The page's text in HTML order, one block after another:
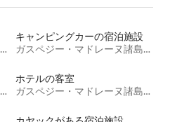
ガスペジー・マドレーヌ諸島地域
キャンピングカーの宿泊施設
ガスペジー・マドレーヌ諸島地域
ガスペジー・マドレーヌ諸島地域
ホテルの客室
ガスペジー・マドレーヌ諸島地域